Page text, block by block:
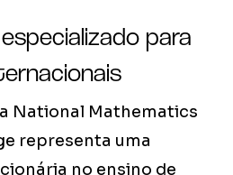
para
National Mathematics
representa uma
no ensino de